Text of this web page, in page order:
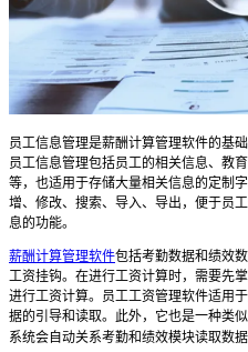
员工信息管理是薪酬计算管理软件的基
员工信息管理包括员工的相关信息、教
等，也适用于存储大量相关信息的定制
增、修改、搜索、导入、导出，便于员
息的功能。
薪酬计算管理软件包括考勤数据和绩效
工资挂钩。在进行工资计算时，需要先
进行工资计算。员工工资管理软件适用
据的引导和读取。此外，它也是一种类
系统会自动关系考勤和绩效模块读取数